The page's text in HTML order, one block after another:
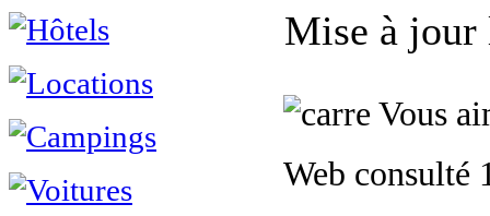
Mise à jour
Vous
Web consulté